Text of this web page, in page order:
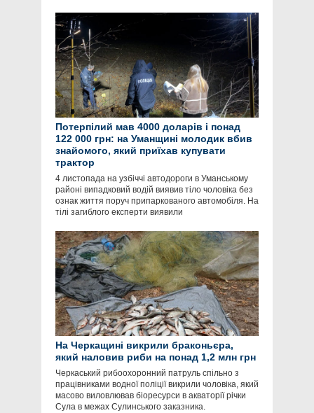
Потерпілий мав 4000 доларів і понад
122 000 грн: на Уманщині молодик вбив
знайомого, який приїхав купувати
трактор
4 листопада на узбіччі автодороги в Уманському
районі випадковий водій виявив тіло чоловіка без
ознак життя поруч припаркованого автомобіля. На
тілі загиблого експерти виявили
На Черкащині викрили браконьєра,
який наловив риби на понад 1,2 млн грн
Черкаський рибоохоронний патруль спільно з
працівниками водної поліції викрили чоловіка, який
масово виловлював біоресурси в акваторії річки
Сула в межах Сулинського заказника.